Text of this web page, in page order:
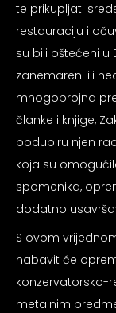
te prikupljati
restauraciju i
su bili oštećeni u
zanemareni ili
mnogobrojna
članke i knjige,
podupiru njen
koja su
spomenika,
dodatno
S ovom
nabavit će
konzervatorsko-
metalnim